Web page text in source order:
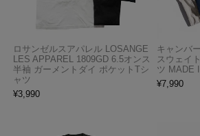
ロサンゼルスアパレル LOSANGE
LES APPAREL 1809GD 6.5オンス
半袖 ガーメントダイ ポケットTシ
ャツ
¥3,990
キャンバ
スウェイ
ツ MADE
¥7,990